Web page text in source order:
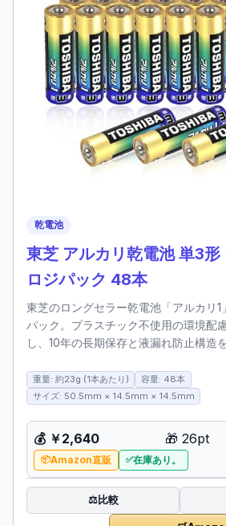
乾電池
東芝 アルカリ乾電池 単3形
ロジパック 48本
東芝のロングセラー乾電池「アルカリ
パック。プラスチック不使用の環境配
し、10年の長期保存と液漏れ防止構造
重量: 約23g (1本あたり)
容量: 48本
サイズ: 50.5mm × 14.5mm × 14.5mm
💰 ￥2,640 🎁 26pt
Amazon直販 在庫あり。
⚖️比較